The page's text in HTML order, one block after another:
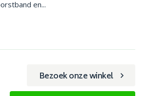
en...
Bezoek onze winkel